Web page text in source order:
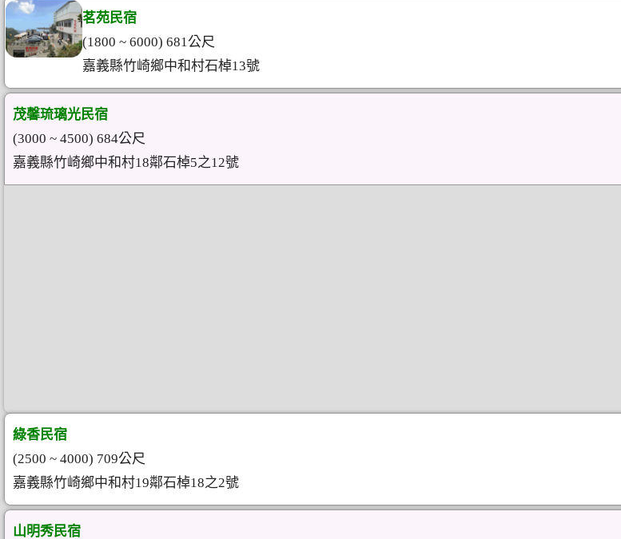
茗苑民宿
(1800 ~ 6000) 681公尺
嘉義縣竹崎鄉中和村石棹13號
茂馨琉璃光民宿
(3000 ~ 4500) 684公尺
嘉義縣竹崎鄉中和村18鄰石棹5之12號
綠香民宿
(2500 ~ 4000) 709公尺
嘉義縣竹崎鄉中和村19鄰石棹18之2號
山明秀民宿